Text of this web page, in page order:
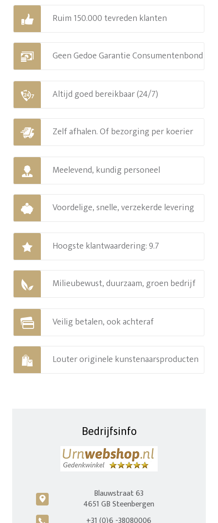
Ruim 150.000 tevreden klanten
Geen Gedoe Garantie Consumentenbond
Altijd goed bereikbaar (24/7)
Zelf afhalen. Of bezorging per koerier
Meelevend, kundig personeel
Voordelige, snelle, verzekerde levering
Hoogste klantwaardering: 9.7
Milieubewust, duurzaam, groen bedrijf
Veilig betalen, ook achteraf
Louter originele kunstenaarsproducten
Bedrijfsinfo
c
Blauwstraat 63
4651 GB Steenbergen
A